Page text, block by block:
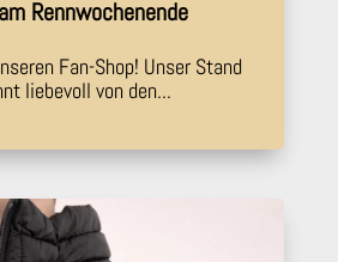
Rennwochenende
Fan-Shop! Unser Stand
liebevoll von den...